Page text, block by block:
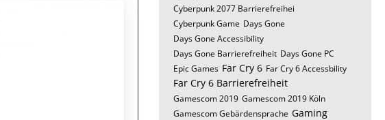
Cyberpunk 2077 Barrierefreihei
Cyberpunk Game Days Gone
Days Gone Accessibility
Days Gone Barrierefreiheit Days Gone PC
Epic Games Far Cry 6 Far Cry 6 Accessbility
Far Cry 6 Barrierefreiheit
Gamescom 2019 Gamescom 2019 Köln
Gamescom Gebärdensprache Gaming